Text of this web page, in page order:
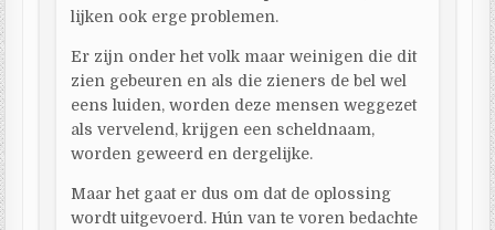
lijken ook erge problemen.
Er zijn onder het volk maar weinigen die dit
zien gebeuren en als die zieners de bel wel
eens luiden, worden deze mensen weggezet
als vervelend, krijgen een scheldnaam,
worden geweerd en dergelijke.
Maar het gaat er dus om dat de oplossing
wordt uitgevoerd. Hún van te voren bedachte